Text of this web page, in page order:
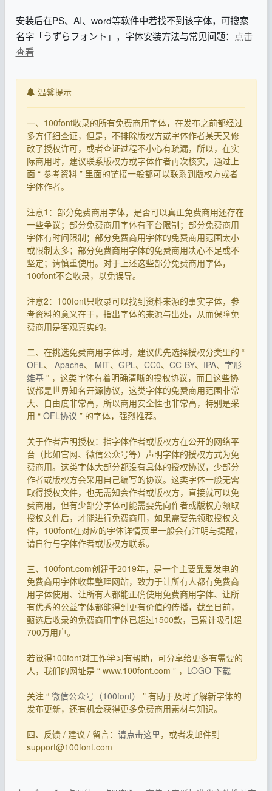
安装后在PS、AI、word等软件中若找不到该字体，可搜索
名字「うずらフォント」，字体安装方法与常见问题： 点击
查看
温馨提示
一、100font收录的所有免费商用字体，在发布之前都经过
多方仔细查证，但是，不排除版权方或字体作者某天又修
改了授权许可，或者查证过程不小心有疏漏，所以，在实
际商用时，建议联系版权方或字体作者再次核实，通过上
面 “ 参考资料 ” 里面的链接一般都可以联系到版权方或者
字体作者。
注意1：部分免费商用字体，是否可以真正免费商用还存在
一些争议；部分免费商用字体有平台限制；部分免费商用
字体有时间限制；部分免费商用字体的免费商用范围太小
或限制太多；部分免费商用字体的免费商用决心不足或不
坚定；请慎重使用。对于上述这些部分免费商用字体，
100font不会收录，以免误导。
注意2：100font只收录可以找到资料来源的事实字体，参
考资料的意义在于，指出字体的来源与出处，从而保障免
费商用是客观真实的。
二、在挑选免费商用字体时，建议优先选择授权分类里的 “
OFL、 Apache、 MIT、 GPL、 CC0、 CC-BY、 IPA、 字形
维基 ” ，这类字体有着明确清晰的授权协议，而且这些协
议都是世界知名开源协议，这类字体的免费商用范围非常
大、自由度非常高，所以商用安全性也非常高，特别是采
用 “ OFL协议 ” 的字体，强烈推荐。
关于作者声明授权：指字体作者或版权方在公开的网络平
台（比如官网、微信公众号等）声明字体的授权方式为免
费商用。这类字体大部分都没有具体的授权协议，少部分
作者或版权方会采用自己编写的协议。这类字体一般无需
取得授权文件，也无需知会作者或版权方，直接就可以免
费商用，但有少部分字体可能需要先向作者或版权方领取
授权文件后，才能进行免费商用，如果需要先领取授权文
件，100font在对应的字体详情页里一般会有注明与提醒，
请自行与字体作者或版权方联系。
三、100font.com创建于2019年，是一个主要靠爱发电的
免费商用字体收集整理网站，致力于让所有人都有免费商
用字体使用、让所有人都能正确使用免费商用字体、让所
有优秀的公益字体都能得到更有价值的传播，截至目前，
甄选后收录的免费商用字体已超过1500款，已累计吸引超
700万用户。
若觉得100font对工作学习有帮助，可分享给更多有需要的
人，我们的网址是 “ www.100font.com ” ， LOGO 下载
关注 “ 微信公众号（100font）
” 有助于及时了解新字体的
发布更新，还有机会获得更多免费商用素材与知识。
四、反馈 / 建议 / 留言： 请点击这里，或者发邮件到
support@100font.com